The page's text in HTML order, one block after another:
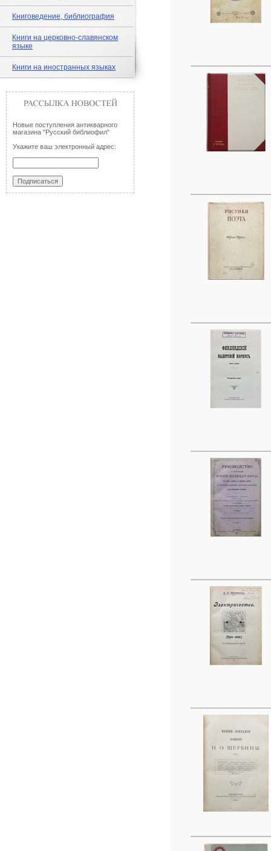
Книговедение, библиография
Книги на церковно-славянском
языке
Книги на иностранных языках
Новые поступления антикварного
магазина "Русский библиофил"
Укажите ваш электронный адрес: